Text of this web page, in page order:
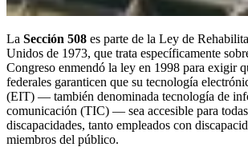
La Sección 508 es parte de la Ley de
Unidos de 1973, que trata específicamente
Congreso enmendó la ley en 1998 para exigir
federales garanticen que su tecnología
(EIT) — también denominada tecnología de
comunicación (TIC) — sea accesible para todas
discapacidades, tanto empleados con
miembros del público.